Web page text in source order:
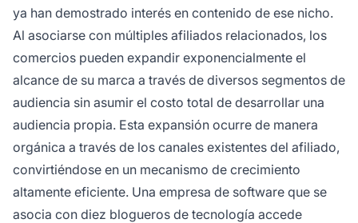
ya han demostrado interés en contenido de ese nicho.
Al asociarse con múltiples afiliados relacionados, los
comercios pueden expandir exponencialmente el
alcance de su marca a través de diversos segmentos de
audiencia sin asumir el costo total de desarrollar una
audiencia propia. Esta expansión ocurre de manera
orgánica a través de los canales existentes del afiliado,
convirtiéndose en un mecanismo de crecimiento
altamente eficiente. Una empresa de software que se
asocia con diez blogueros de tecnología accede